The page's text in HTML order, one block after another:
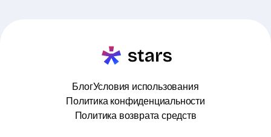
БлогУсловия использования
Политика конфиденциальности
Политика возврата средств